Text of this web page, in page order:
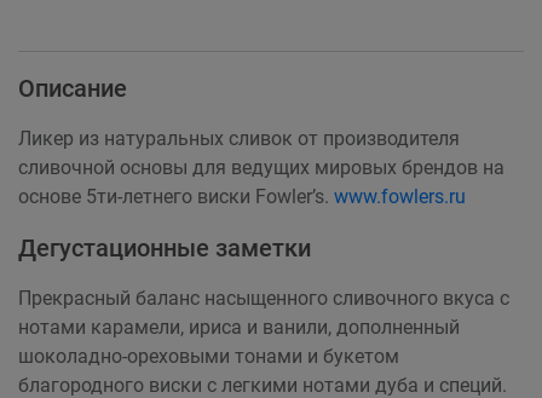
Описание
Ликер из натуральных сливок от производителя
сливочной основы для ведущих мировых брендов на
основе 5ти-летнего виски Fowler’s. www.fowlers.ru
Дегустационные заметки
Прекрасный баланс насыщенного сливочного вкуса с
нотами карамели, ириса и ванили, дополненный
шоколадно-ореховыми тонами и букетом
благородного виски с легкими нотами дуба и специй.